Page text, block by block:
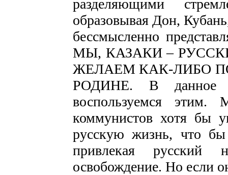
разделяющими
образовывая Дон,
бессмысленно
МЫ, КАЗАКИ –
ЖЕЛАЕМ КАК-ЛИБО
РОДИНЕ. В данное
воспользуемся
коммунистов хотя бы
русскую жизнь, что бы
привлекая
освобождение. Но если